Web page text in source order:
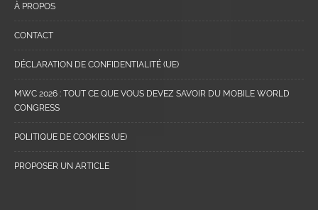
À PROPOS
CONTACT
DÉCLARATION DE CONFIDENTIALITÉ (UE)
MWC 2026 : TOUT CE QUE VOUS DEVEZ SAVOIR DU MOBILE WORLD
CONGRESS
POLITIQUE DE COOKIES (UE)
PROPOSER UN ARTICLE